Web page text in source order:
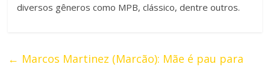
diversos gêneros como MPB, clássico, dentre outros.
← Marcos Martinez (Marcão): Mãe é pau para